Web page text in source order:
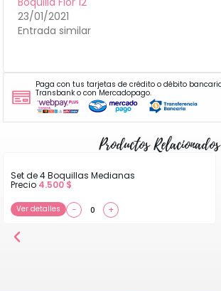
23/01/2021
Entrada similar
Paga con tus tarjetas de crédito o débito
Transbank o con Mercadopago.
Productos Relacionados
Set de 4 Boquillas Medianas
Precio 4.500$
Ver detalles − +